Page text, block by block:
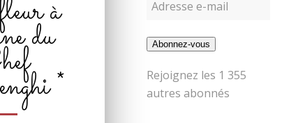
à
du
*
Abonnez-vous
Rejoignez les 1 355
autres abonnés